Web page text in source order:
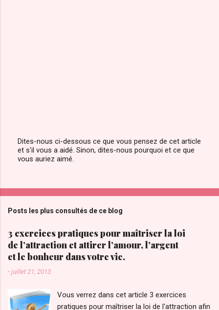
E
n
g
i
t
e
r
u
n
o
m
e
Dites-nous ci-dessous ce que vous pensez de cet article
et s'il vous a aidé. Sinon, dites-nous pourquoi et ce que
vous auriez aimé.
Posts les plus consultés de ce blog
3 exercices pratiques pour maîtriser la loi
de l’attraction et attirer l’amour, l’argent
et le bonheur dans votre vie.
-juillet 21, 2013
Vous verrez dans cet article 3 exercices
pratiques pour maîtriser la loi de l'attraction afin